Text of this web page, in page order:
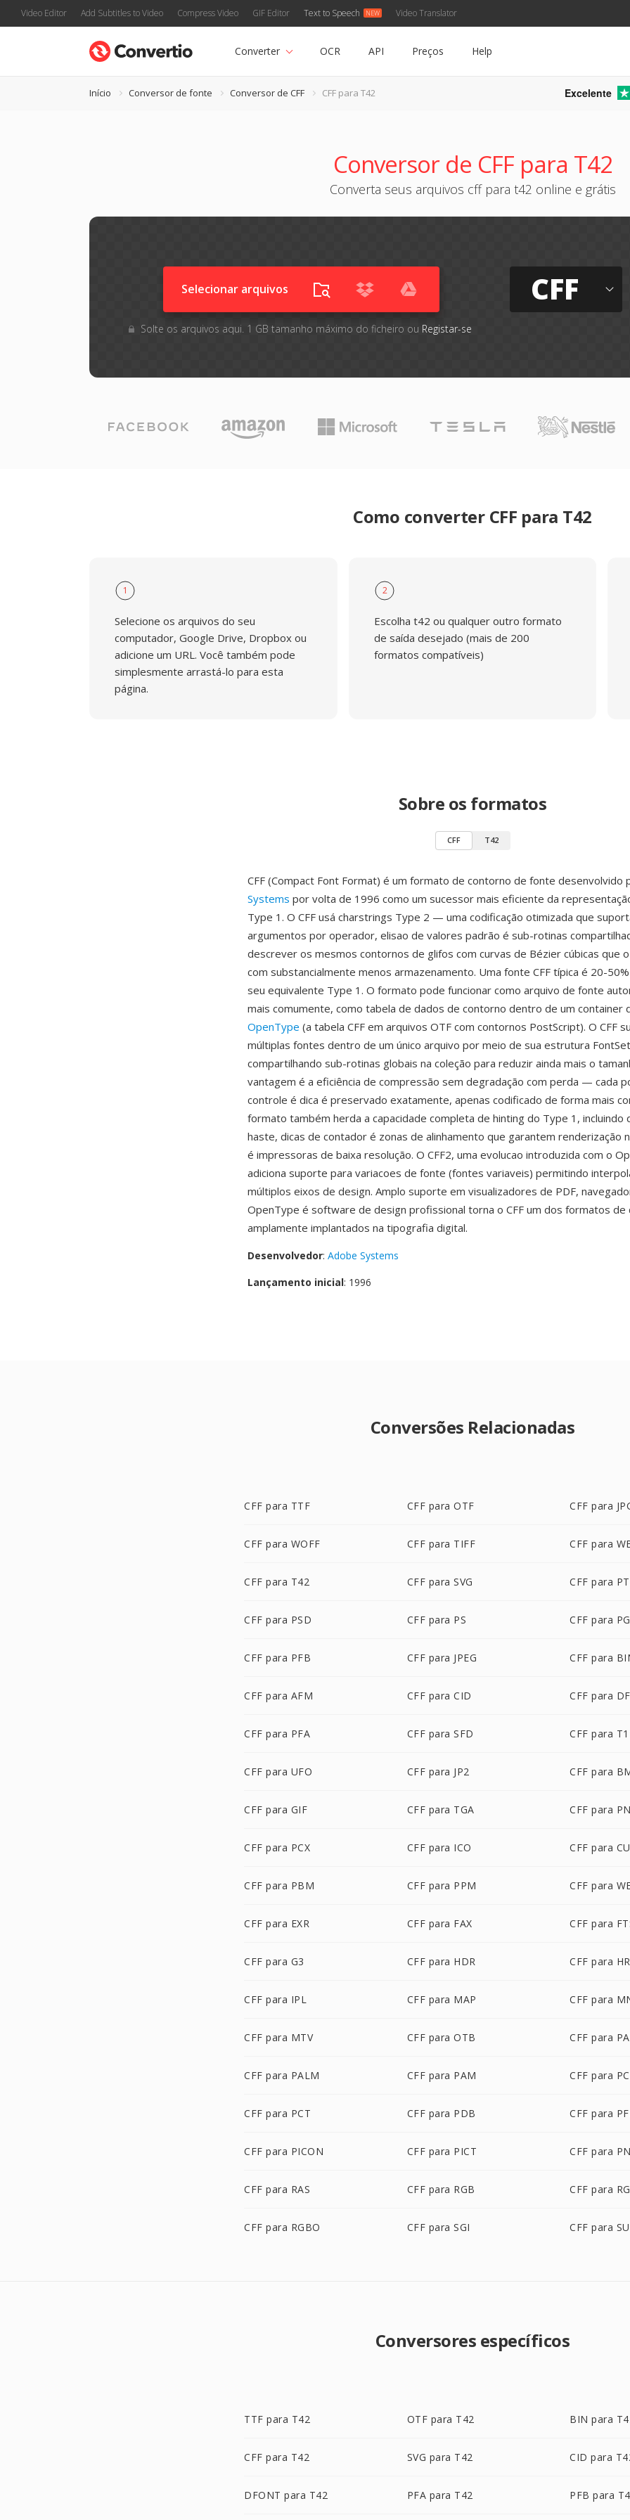
Video Editor Add Subtitles to Video Compress Video GIF Editor Text to Speech Video Translator
Converter OCR API Preços Help
Início Conversor de fonte Conversor de CFF CFF para T42 Excelente
Conversor de CFF para T42
Converta seus arquivos cff para t42 online e grátis
Selecionar arquivos
Solte os arquivos aqui. 1 GB tamanho máximo do ficheiro ou Registar-se
CFF
Como converter CFF para T42
1
Selecione os arquivos do seu
computador, Google Drive, Dropbox ou
adicione um URL. Você também pode
simplesmente arrastá-lo para esta
página.
2
Escolha t42 ou qualquer outro formato
de saída desejado (mais de 200
formatos compatíveis)
Sobre os formatos
CFF T42
CFF (Compact Font Format) é um formato de contorno de fonte desenvolvido
Systems por volta de 1996 como um sucessor mais eficiente da
Type 1. O CFF usá charstrings Type 2 — uma codificação otimizada que
argumentos por operador, elisao de valores padrão é sub-rotinas
descrever os mesmos contornos de glifos com curvas de Bézier cúbicas que
com substancialmente menos armazenamento. Uma fonte CFF típica é 20-
seu equivalente Type 1. O formato pode funcionar como arquivo de fonte
mais comumente, como tabela de dados de contorno dentro de um container
OpenType (a tabela CFF em arquivos OTF com contornos PostScript). O CFF
múltiplas fontes dentro de um único arquivo por meio de sua estrutura
compartilhando sub-rotinas globais na coleção para reduzir ainda mais o
vantagem é a eficiência de compressão sem degradação com perda — cada
controle é dica é preservado exatamente, apenas codificado de forma mais
formato também herda a capacidade completa de hinting do Type 1, incluindo
haste, dicas de contador é zonas de alinhamento que garantem renderização
é impressoras de baixa resolução. O CFF2, uma evolucao introduzida com o
adiciona suporte para variacoes de fonte (fontes variaveis) permitindo
múltiplos eixos de design. Amplo suporte em visualizadores de PDF,
OpenType é software de design profissional torna o CFF um dos formatos de
amplamente implantados na tipografia digital.
Desenvolvedor: Adobe Systems
Lançamento inicial: 1996
Conversões Relacionadas
CFF para TTF CFF para OTF CFF para
CFF para WOFF CFF para TIFF CFF para
CFF para T42 CFF para SVG CFF para
CFF para PSD CFF para PS CFF para
CFF para PFB CFF para JPEG CFF para
CFF para AFM CFF para CID CFF para
CFF para PFA CFF para SFD CFF para
CFF para UFO CFF para JP2 CFF para
CFF para GIF CFF para TGA CFF para
CFF para PCX CFF para ICO CFF para
CFF para PBM CFF para PPM CFF para
CFF para EXR CFF para FAX CFF para
CFF para G3 CFF para HDR CFF para
CFF para IPL CFF para MAP CFF para
CFF para MTV CFF para OTB CFF para
CFF para PALM CFF para PAM CFF para
CFF para PCT CFF para PDB CFF para
CFF para PICON CFF para PICT CFF para
CFF para RAS CFF para RGB CFF para
CFF para RGBO CFF para SGI CFF para
Conversores específicos
TTF para T42 OTF para T42 BIN para
CFF para T42 SVG para T42 CID para
DFONT para T42 PFA para T42 PFB para